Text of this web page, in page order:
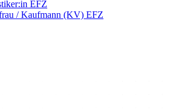
EFZ
/ Kaufmann (KV) EFZ